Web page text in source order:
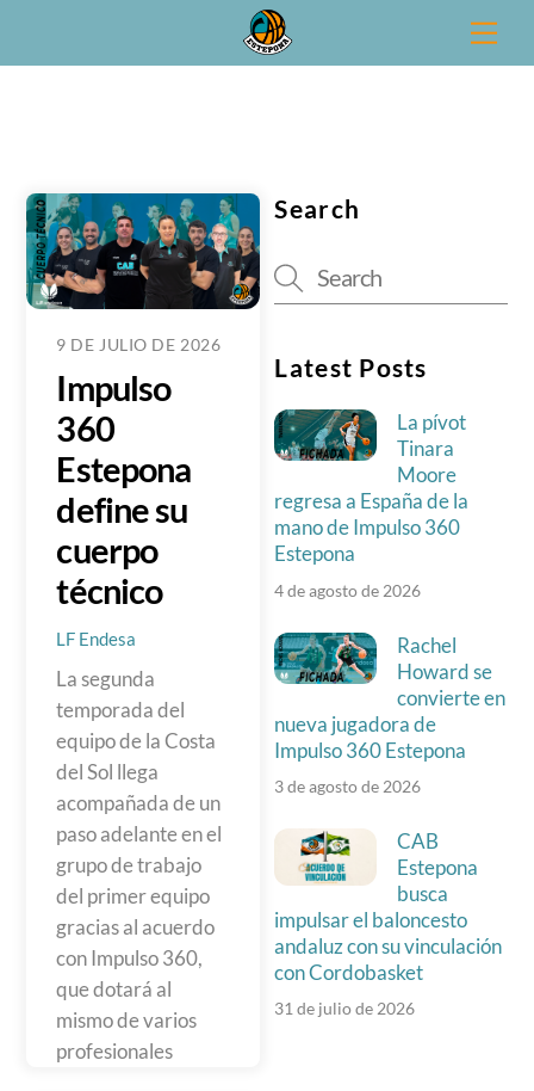
News
9 DE JULIO DE 2026
Impulso
360
Estepona
define su
cuerpo
técnico
LF Endesa
La segunda
temporada del
equipo de la Costa
del Sol llega
acompañada de un
paso adelante en el
grupo de trabajo
del primer equipo
gracias al acuerdo
con Impulso 360,
que dotará al
mismo de varios
profesionales
Search
Latest Posts
La pívot
Tinara
Moore
regresa a España de la
mano de Impulso 360
Estepona
4 de agosto de 2026
Rachel
Howard se
convierte en
nueva jugadora de
Impulso 360 Estepona
3 de agosto de 2026
CAB
Estepona
busca
impulsar el baloncesto
andaluz con su vinculación
con Cordobasket
31 de julio de 2026